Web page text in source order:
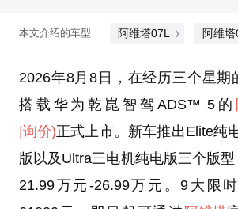
本文介绍的车型 阿维塔07L 阿维塔
2026年8月8日，在经历三个星期
搭载华为乾崑智驾ADS™ 5的
|询价)正式上市。新车推出Elite纯
版以及Ultra三电机纯电版三个版
21.99万元-26.99万元。9大限